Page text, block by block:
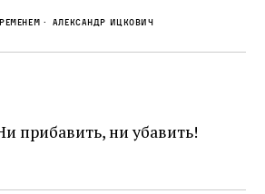
и сознательно
к Стене в Тиша бе‑Ав,
вокруг себя большое
и жителей города и тем
Александр Ицкович
прибавить, ни убавить!